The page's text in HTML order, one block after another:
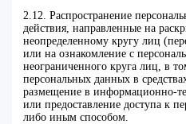
2.12. Распространение
действия, направленные на
неопределенному кругу лиц
или на ознакомление с
неограниченного круга лиц, в
персональных данных в
размещение в информационно-
или предоставление доступа к
либо иным способом.